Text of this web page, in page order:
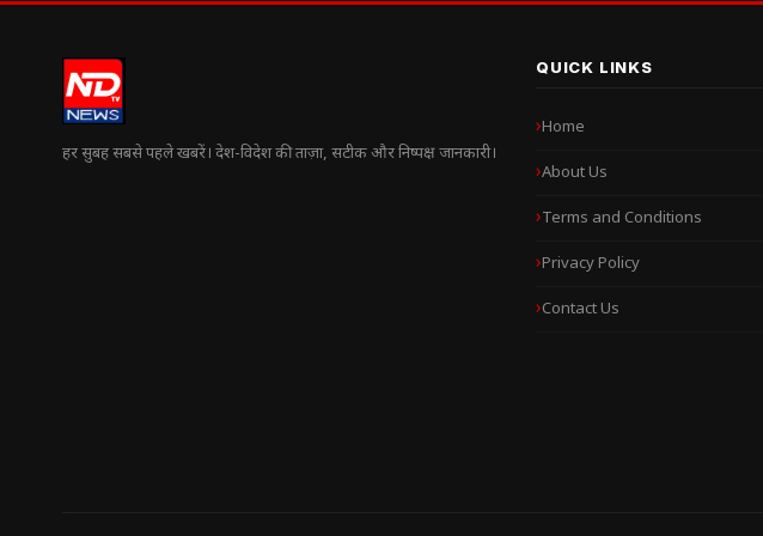
हर सुबह सबसे पहले खबरें। देश-विदेश की ताज़ा, सटीक और निष्पक्ष जानकारी।
QUICK LINKS
Home
About Us
Terms and Conditions
Privacy Policy
Contact Us